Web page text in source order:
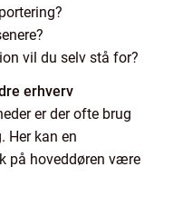
vil du selv stå for?
erhverv
er der ofte brug
Her kan en
på hoveddøren være